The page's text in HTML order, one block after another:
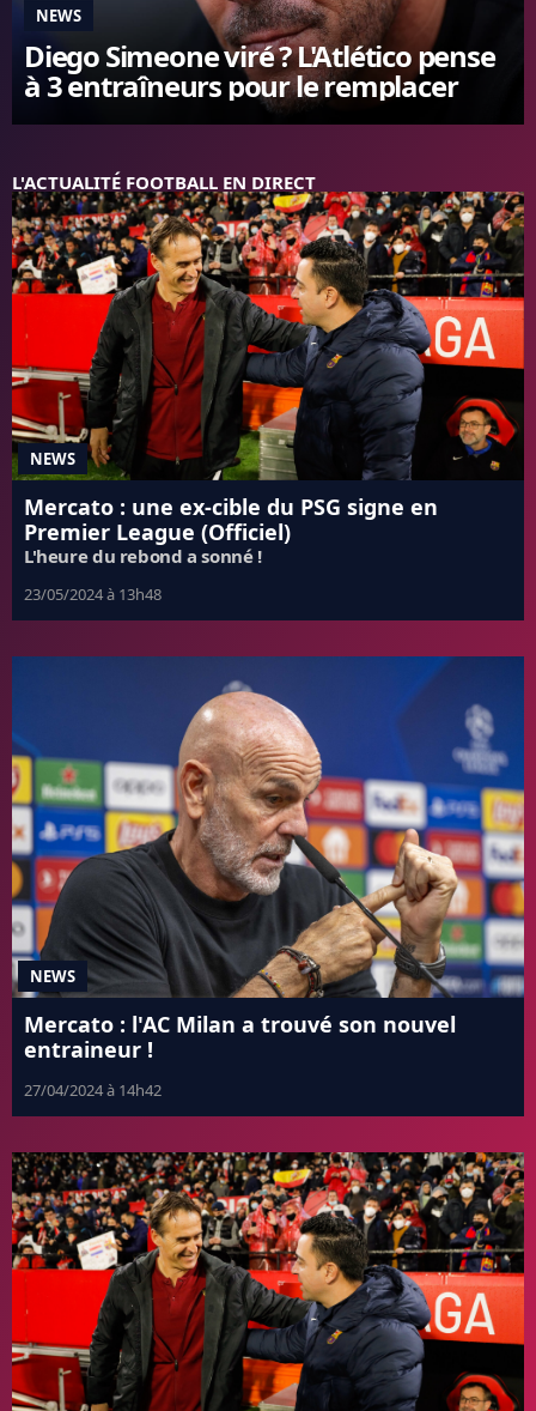
FC BARCELONE
MANCHESTER UNITED
CHELSEA
L'AVIS DE LA RÉDAC'
NEWS
Diego Simeone viré ? L'Atlético pense
à 3 entraîneurs pour le remplacer
L'ACTUALITÉ FOOTBALL EN DIRECT
NEWS
Mercato : une ex-cible du PSG signe en
Premier League (Officiel)
L'heure du rebond a sonné !
23/05/2024 à 13h48
NEWS
Mercato : l'AC Milan a trouvé son nouvel
entraineur !
27/04/2024 à 14h42